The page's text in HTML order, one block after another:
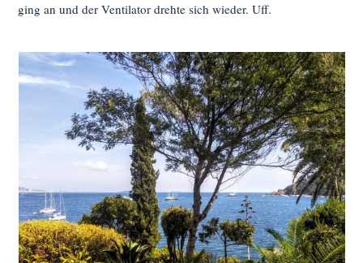
ging an und der Ventilator drehte sich wieder. Uff.